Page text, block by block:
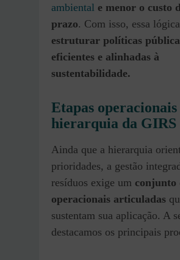
ambiental e menor o custo
prazo. Com isso, essa
estruturar políticas
eficientes e alinhadas à
sustentabilidade.
Etapas operacionais
hierarquia da GIRS
Ainda que a hierarquia
prioridades, a gestão
resíduos exige um conjunto
operacionais articuladas
sustentam sua aplicação. A
destacamos os principais